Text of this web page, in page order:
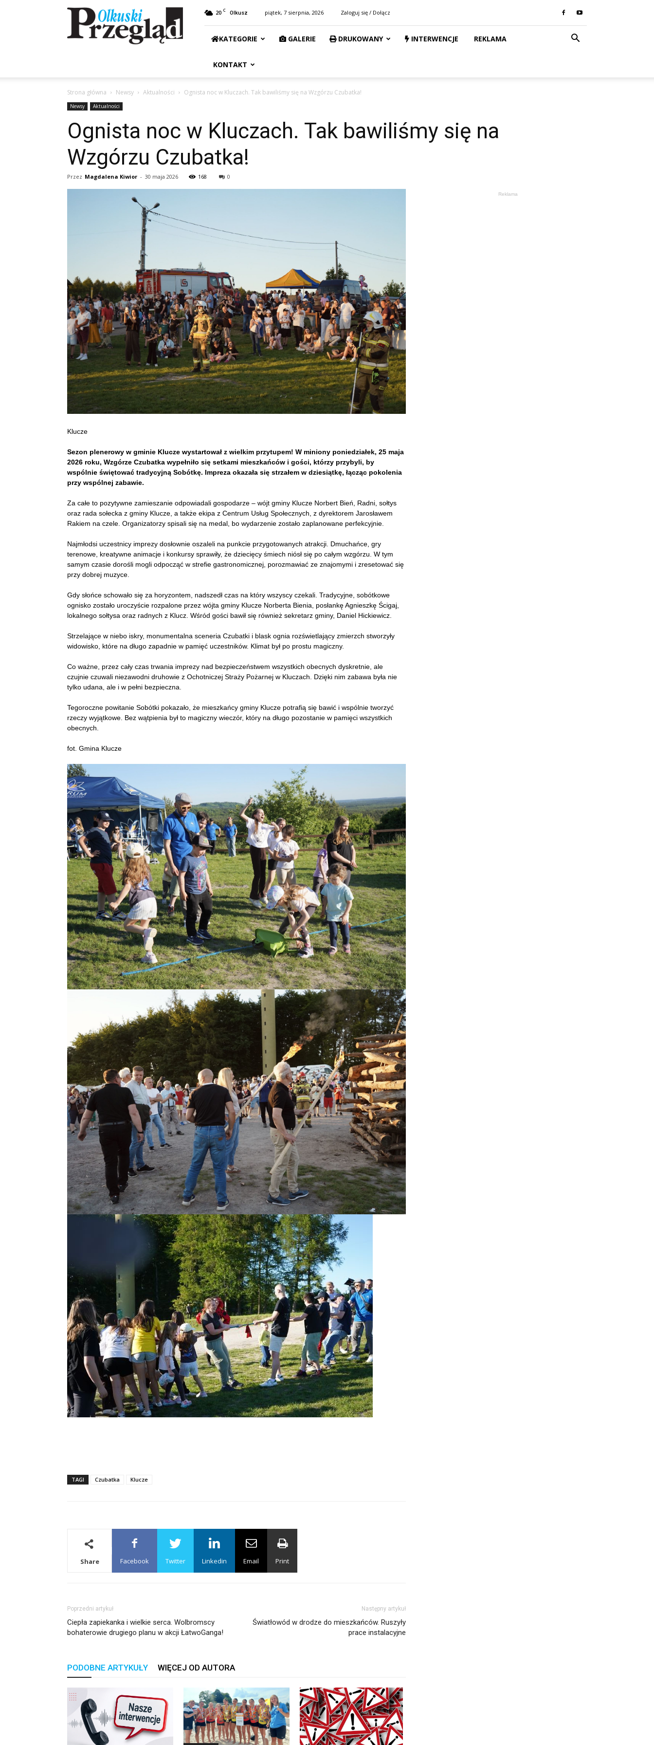
Przegląd
Olkuski
20 C Olkusz piątek, 7 sierpnia, 2026 Zaloguj się / Dołącz
KATEGORIE GALERIE DRUKOWANY INTERWENCJE REKLAMA
KONTAKT
Strona główna Newsy Aktualności Ognista noc w Kluczach. Tak bawiliśmy się na Wzgórzu Czubatka!
Newsy Aktualności
Ognista noc w Kluczach. Tak bawiliśmy się na
Wzgórzu Czubatka!
Przez Magdalena Kiwior - 30 maja 2026 168 0
Klucze
Sezon plenerowy w gminie Klucze wystartował z wielkim przytupem! W miniony poniedziałek, 25 maja
2026 roku, Wzgórze Czubatka wypełniło się setkami mieszkańców i gości, którzy przybyli, by
wspólnie świętować tradycyjną Sobótkę. Impreza okazała się strzałem w dziesiątkę, łącząc pokolenia
przy wspólnej zabawie.
Za całe to pozytywne zamieszanie odpowiadali gospodarze – wójt gminy Klucze Norbert Bień, Radni, sołtys
oraz rada sołecka z gminy Klucze, a także ekipa z Centrum Usług Społecznych, z dyrektorem Jarosławem
Rakiem na czele. Organizatorzy spisali się na medal, bo wydarzenie zostało zaplanowane perfekcyjnie.
Najmłodsi uczestnicy imprezy dosłownie oszaleli na punkcie przygotowanych atrakcji. Dmuchańce, gry
terenowe, kreatywne animacje i konkursy sprawiły, że dziecięcy śmiech niósł się po całym wzgórzu. W tym
samym czasie dorośli mogli odpocząć w strefie gastronomicznej, porozmawiać ze znajomymi i zresetować się
przy dobrej muzyce.
Gdy słońce schowało się za horyzontem, nadszedł czas na który wszyscy czekali. Tradycyjne, sobótkowe
ognisko zostało uroczyście rozpalone przez wójta gminy Klucze Norberta Bienia, posłankę Agnieszkę Ścigaj,
lokalnego sołtysa oraz radnych z Klucz. Wśród gości bawił się również sekretarz gminy, Daniel Hickiewicz.
Strzelające w niebo iskry, monumentalna sceneria Czubatki i blask ognia rozświetlający zmierzch stworzyły
widowisko, które na długo zapadnie w pamięć uczestników. Klimat był po prostu magiczny.
Co ważne, przez cały czas trwania imprezy nad bezpieczeństwem wszystkich obecnych dyskretnie, ale
czujnie czuwali niezawodni druhowie z Ochotniczej Straży Pożarnej w Kluczach. Dzięki nim zabawa była nie
tylko udana, ale i w pełni bezpieczna.
Tegoroczne powitanie Sobótki pokazało, że mieszkańcy gminy Klucze potrafią się bawić i wspólnie tworzyć
rzeczy wyjątkowe. Bez wątpienia był to magiczny wieczór, który na długo pozostanie w pamięci wszystkich
obecnych.
fot. Gmina Klucze
TAGI Czubatka Klucze
Share Facebook Twitter Linkedin Email Print
Poprzedni artykuł
Ciepła zapiekanka i wielkie serca. Wolbromscy
bohaterowie drugiego planu w akcji ŁatwoGanga!
Następny artykuł
Światłowód w drodze do mieszkańców. Ruszyły
prace instalacyjne
PODOBNE ARTYKUŁY WIĘCEJ OD AUTORA
Reklama